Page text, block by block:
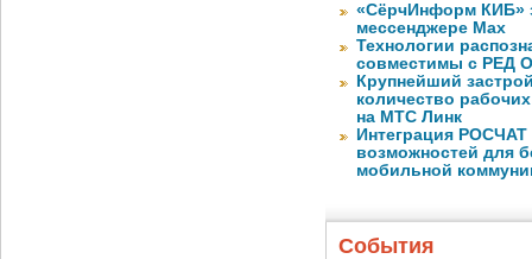
«СёрчИнформ КИБ»
мессенджере Max
Технологии
совместимы с РЕД
Крупнейший
количество
на МТС Линк
Интеграция
возможностей для
мобильной
События